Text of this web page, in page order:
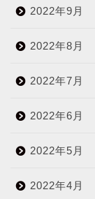
2022年9月
2022年8月
2022年7月
2022年6月
2022年5月
2022年4月